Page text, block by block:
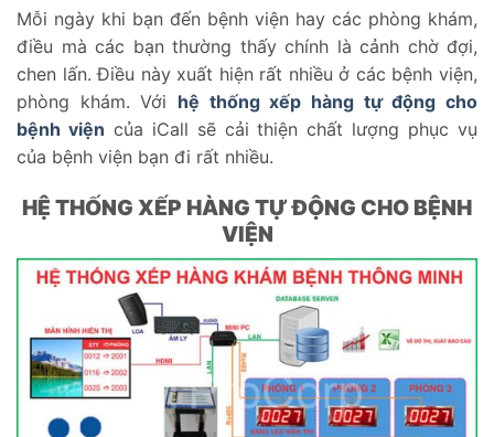
Mỗi ngày khi bạn đến bệnh viện hay các phòng khám,
điều mà các bạn thường thấy chính là cảnh chờ đợi,
chen lấn. Điều này xuất hiện rất nhiều ở các bệnh viện,
phòng khám. Với hệ thống xếp hàng tự động cho
bệnh viện của iCall sẽ cải thiện chất lượng phục vụ
của bệnh viện bạn đi rất nhiều.
HỆ THỐNG XẾP HÀNG TỰ ĐỘNG CHO BỆNH
VIỆN